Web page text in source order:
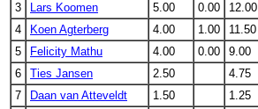
3
Lars Koomen 5.00 0.00 12.00
4
Koen Agterberg 4.00 1.00 11.50
5
Felicity Mathu 4.00 0.00 9.00
6
Ties Jansen 2.50 4.75
7
Daan van Atteveldt 1.50 1.25